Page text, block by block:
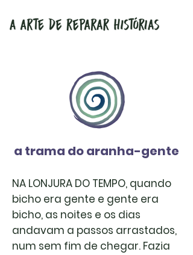
a trama do aranha-gente
NA LONJURA DO TEMPO, quando
bicho era gente e gente era
bicho, as noites e os dias
andavam a passos arrastados,
num sem fim de chegar. Fazia